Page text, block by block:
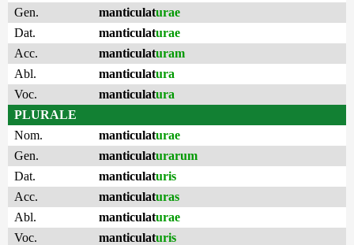
Gen.
manticulaturae
Dat.
manticulaturae
Acc.
manticulaturam
Abl.
manticulatura
Voc.
manticulatura
PLURALE
Nom.
manticulaturae
Gen.
manticulaturarum
Dat.
manticulaturis
Acc.
manticulaturas
Abl.
manticulaturae
Voc.
manticulaturis